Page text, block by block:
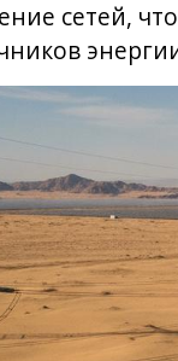
сетей,